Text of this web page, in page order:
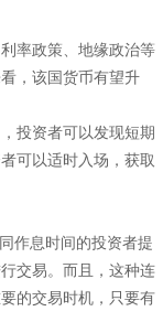
率政策、地缘政治等
，该国货币有望升
投资者可以发现短期
可以适时入场，获取
作息时间的投资者提
交易。而且，这种连
的交易时机，只要有